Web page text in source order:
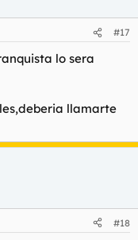
#17
lo sera
llamarte
#18